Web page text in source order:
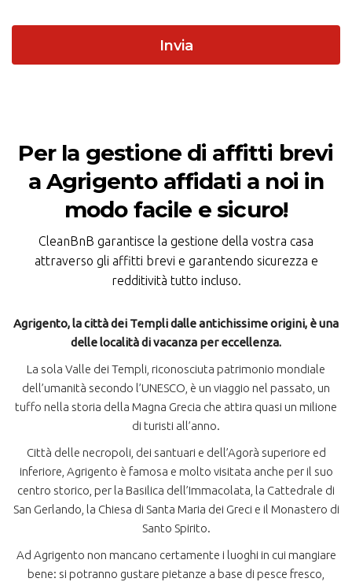
Per la gestione di affitti brevi
a Agrigento affidati a noi in
modo facile e sicuro!
CleanBnB garantisce la gestione della vostra casa
attraverso gli affitti brevi e garantendo sicurezza e
redditività tutto incluso.
Agrigento, la città dei Templi dalle antichissime origini, è una
delle località di vacanza per eccellenza.
La sola Valle dei Templi, riconosciuta patrimonio mondiale
dell’umanità secondo l’UNESCO, è un viaggio nel passato, un
tuffo nella storia della Magna Grecia che attira quasi un milione
di turisti all’anno.
Città delle necropoli, dei santuari e dell’Agorà superiore ed
inferiore, Agrigento è famosa e molto visitata anche per il suo
centro storico, per la Basilica dell’Immacolata, la Cattedrale di
San Gerlando, la Chiesa di Santa Maria dei Greci e il Monastero di
Santo Spirito.
Ad Agrigento non mancano certamente i luoghi in cui mangiare
bene: si potranno gustare pietanze a base di pesce fresco,